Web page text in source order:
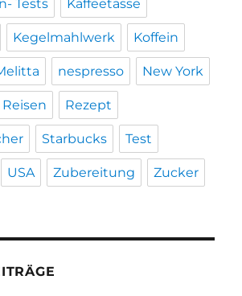
Tests Kaffeetasse
Kegelmahlwerk Koffein
nespresso New York
Reisen Rezept
Starbucks Test
USA Zubereitung Zucker